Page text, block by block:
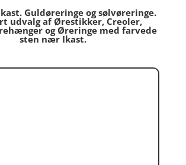
Guldøreringe og sølvøreringe.
udvalg af Ørestikker, Creoler,
og Øreringe med farvede
sten nær Ikast.